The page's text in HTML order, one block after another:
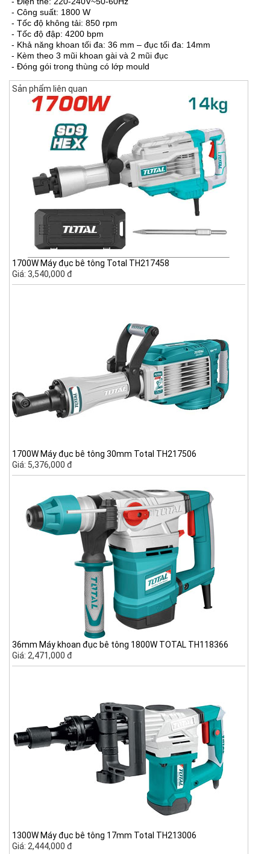
- Công suất: 1800 W
- Tốc độ không tải: 850 rpm
- Tốc độ đập: 4200 bpm
- Khả năng khoan tối đa: 36 mm – đục tối đa: 14mm
- Kèm theo 3 mũi khoan gài và 2 mũi đục
- Đóng gói trong thùng có lớp mould
Sản phẩm liên quan
1700W Máy đục bê tông Total TH217458
Giá: 3,540,000 đ
1700W Máy đục bê tông 30mm Total TH217506
Giá: 5,376,000 đ
36mm Máy khoan đục bê tông 1800W TOTAL TH118366
Giá: 2,471,000 đ
1300W Máy đục bê tông 17mm Total TH213006
Giá: 2,444,000 đ